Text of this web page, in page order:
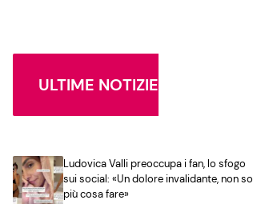
ULTIME NOTIZIE
Ludovica Valli preoccupa i fan, lo sfogo
sui social: «Un dolore invalidante, non so
più cosa fare»